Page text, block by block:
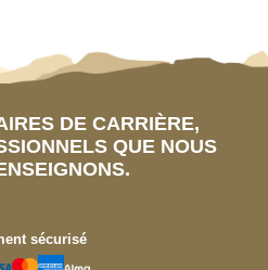
DE CARRIÈRE,
QUE NOUS
sécurisé